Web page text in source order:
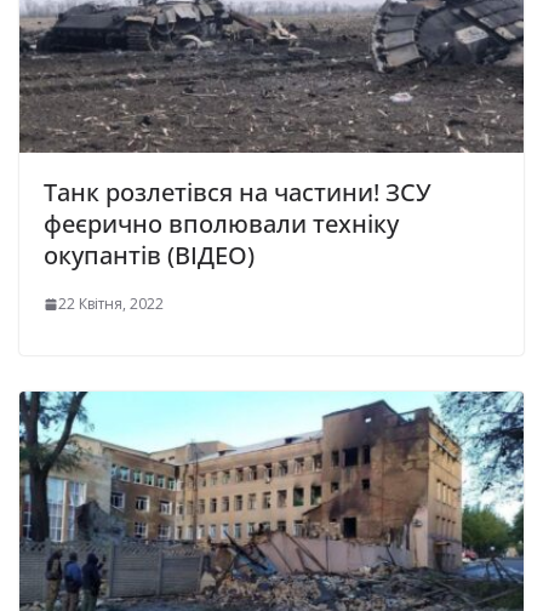
Танк розлетівся на частини! ЗСУ
феєрично вполювали техніку
окупантів (ВІДЕО)
22 Квітня, 2022